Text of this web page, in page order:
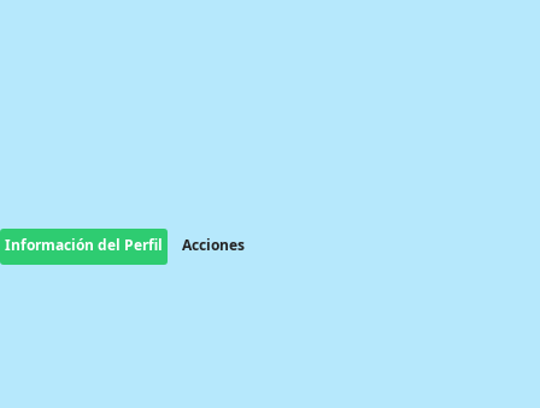
Información del Perfil Acciones